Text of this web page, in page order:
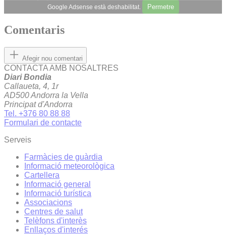
Google Adsense està deshabilitat. Permetre
Comentaris
Afegir nou comentari
CONTACTA AMB NOSALTRES
Diari Bondia
Callaueta, 4, 1r
AD500 Andorra la Vella
Principat d'Andorra
Tel. +376 80 88 88
Formulari de contacte
Serveis
Farmàcies de guàrdia
Informació meteorològica
Cartellera
Informació general
Informació turística
Associacions
Centres de salut
Telèfons d'interès
Enllaços d'interés